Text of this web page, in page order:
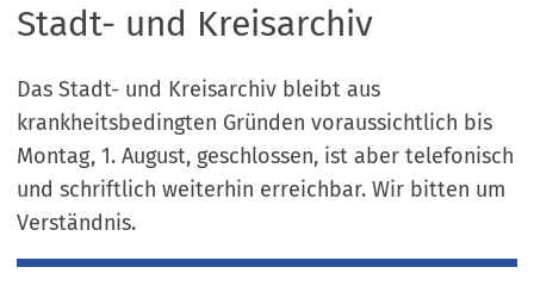
Stadt- und Kreisarchiv
Das Stadt- und Kreisarchiv bleibt aus
krankheitsbedingten Gründen voraussichtlich bis
Montag, 1. August, geschlossen, ist aber telefonisch
und schriftlich weiterhin erreichbar. Wir bitten um
Verständnis.